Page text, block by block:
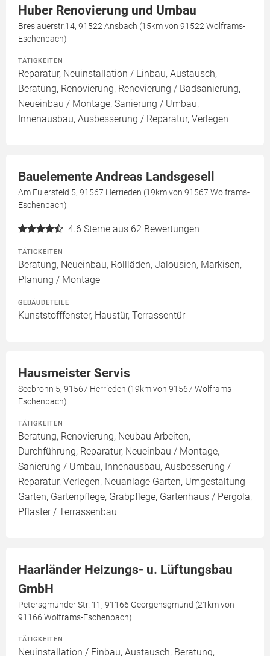
Huber Renovierung und Umbau
Breslauerstr.14, 91522 Ansbach (15km von 91522 Wolframs-
Eschenbach)
TÄTIGKEITEN
Reparatur, Neuinstallation / Einbau, Austausch,
Beratung, Renovierung, Renovierung / Badsanierung,
Neueinbau / Montage, Sanierung / Umbau,
Innenausbau, Ausbesserung / Reparatur, Verlegen
Bauelemente Andreas Landsgesell
Am Eulersfeld 5, 91567 Herrieden (19km von 91567 Wolframs-
Eschenbach)
4.6 Sterne aus 62 Bewertungen
TÄTIGKEITEN
Beratung, Neueinbau, Rollläden, Jalousien, Markisen,
Planung / Montage
GEBÄUDETEILE
Kunststofffenster, Haustür, Terrassentür
Hausmeister Servis
Seebronn 5, 91567 Herrieden (19km von 91567 Wolframs-
Eschenbach)
TÄTIGKEITEN
Beratung, Renovierung, Neubau Arbeiten,
Durchführung, Reparatur, Neueinbau / Montage,
Sanierung / Umbau, Innenausbau, Ausbesserung /
Reparatur, Verlegen, Neuanlage Garten, Umgestaltung
Garten, Gartenpflege, Grabpflege, Gartenhaus / Pergola,
Pflaster / Terrassenbau
Haarländer Heizungs- u. Lüftungsbau
GmbH
Petersgmünder Str. 11, 91166 Georgensgmünd (21km von
91166 Wolframs-Eschenbach)
TÄTIGKEITEN
Neuinstallation / Einbau, Austausch, Beratung,